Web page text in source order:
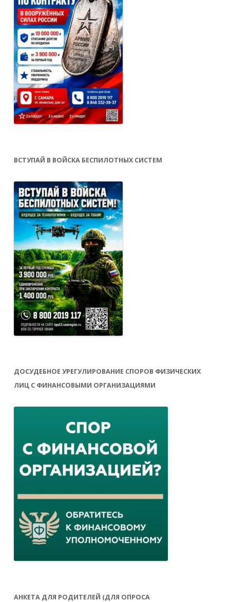
ВСТУПАЙ В ВОЙСКА БЕСПИЛОТНЫХ СИСТЕМ
ДОСУДЕБНОЕ УРЕГУЛИРОВАНИЕ СПОРОВ ФИЗИЧЕСКИХ
ЛИЦ С ФИНАНСОВЫМИ ОРГАНИЗАЦИЯМИ
АНКЕТА ДЛЯ РОДИТЕЛЕЙ (ДЛЯ ОПРОСА